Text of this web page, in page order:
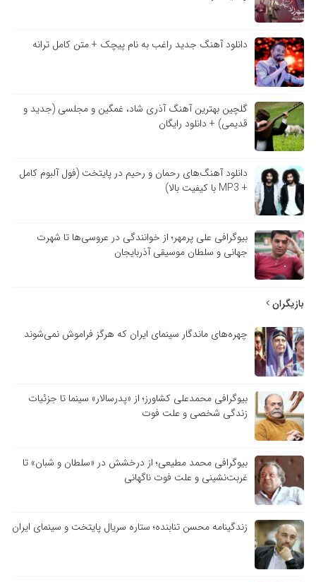
دانلود آهنگ جدید راغب به نام پیچک + متن کامل ترانه
گلچین بهترین آهنگ آذری شاد، غمگین و مجلسی (جدید و
قدیمی) + دانلود رایگان
دانلود آهنگ‌های رحمان و رحیم در پایتخت (فول آلبوم کامل
+ MP3 با کیفیت بالا)
بیوگرافی علی پرمهر؛ از خوانندگی در عروسی‌ها تا شهرت
جهانی و سلطان موسیقی آذربایجان
بازیگران
چهره‌های ماندگار سینمای ایران که هرگز فراموش نمی‌شوند
بیوگرافی محمدعلی کشاورز؛ از «پدرسالار» سینما تا جزئیات
زندگی شخصی و علت فوت
بیوگرافی محمد مطیعی؛ از درخشش در «سلطان و شبان» تا
غربت‌نشینی و علت فوت ناگهانی
زندگینامه محسن تنابنده؛ ستاره سریال پایتخت و سینمای ایران